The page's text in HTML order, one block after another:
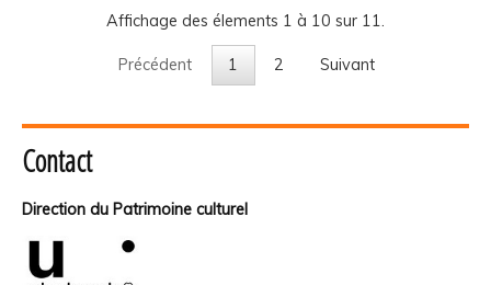
Affichage des élements 1 à 10 sur 11.
Précédent 1 2 Suivant
Contact
Direction du Patrimoine culturel